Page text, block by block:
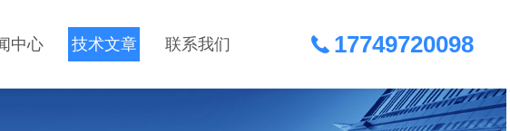
中心 技术文章 联系我们 17749720098